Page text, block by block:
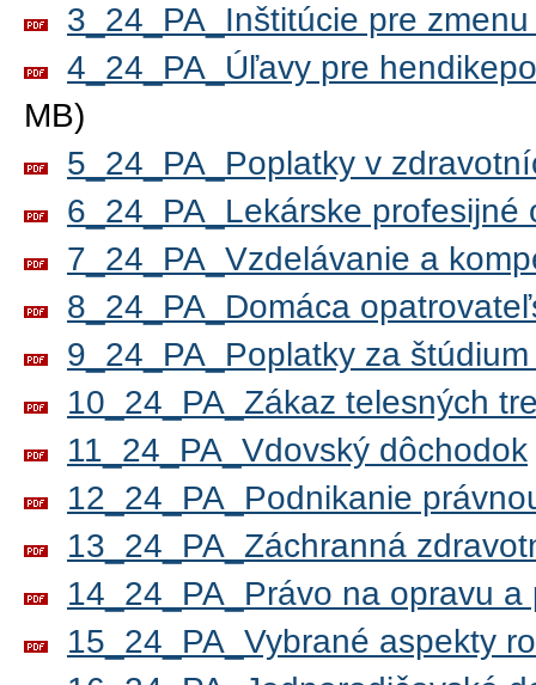
3_24_PA_Inštitúcie pre
4_24_PA_Úľavy pre
MB)
5_24_PA_Poplatky v
6_24_PA_Lekárske profesijné
7_24_PA_Vzdelávanie a
8_24_PA_Domáca
9_24_PA_Poplatky za
10_24_PA_Zákaz telesných
11_24_PA_Vdovský dôchodok
12_24_PA_Podnikanie
13_24_PA_Záchranná
14_24_PA_Právo na opravu
15_24_PA_Vybrané aspekty